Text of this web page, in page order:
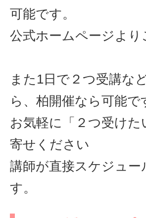
可能です。
公式ホームページよ
また1日で２つ受講な
ら、柏開催なら可能で
お気軽に「２つ受け
寄せください
講師が直接スケジュ
す。